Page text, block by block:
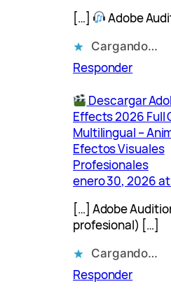
[…] Adobe
Cargando…
Responder
Descargar
Effects 2026 Full
Multilingual –
Efectos Visuales
Profesionales
enero 30, 2026
[…] Adobe
profesional) […]
Cargando…
Responder